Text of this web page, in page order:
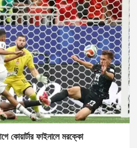
কোয়ার্টার ফাইনালে মরক্কো